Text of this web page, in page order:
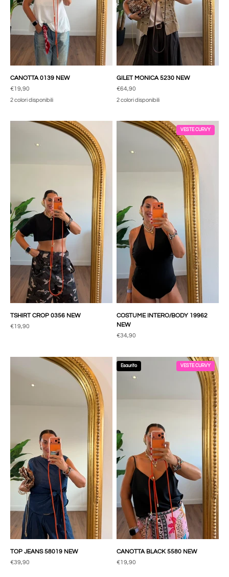
CANOTTA 0139 NEW
Prezzo scontato
€19,90
2 colori disponibili
GILET MONICA 5230 NEW
Prezzo scontato
€64,90
2 colori disponibili
TSHIRT CROP 0356 NEW
Prezzo scontato
€19,90
VESTE CURVY
COSTUME INTERO/BODY 19962
NEW
Prezzo scontato
€34,90
TOP JEANS 58019 NEW
Prezzo scontato
€39,90
Esaurito VESTE CURVY
CANOTTA BLACK 5580 NEW
Prezzo scontato
€19,90